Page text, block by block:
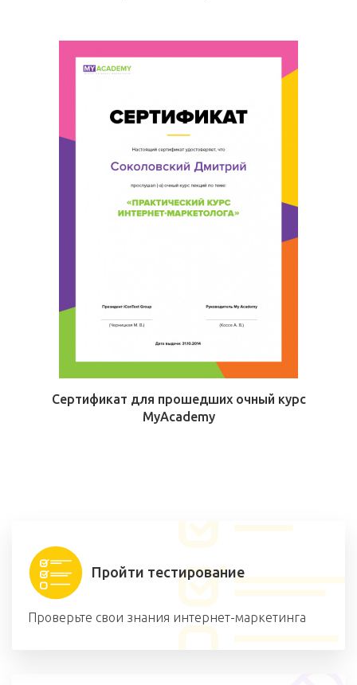
Сертификат для прошедших очный курс
MyAcademy
Пройти тестирование
Проверьте свои знания интернет-маркетинга